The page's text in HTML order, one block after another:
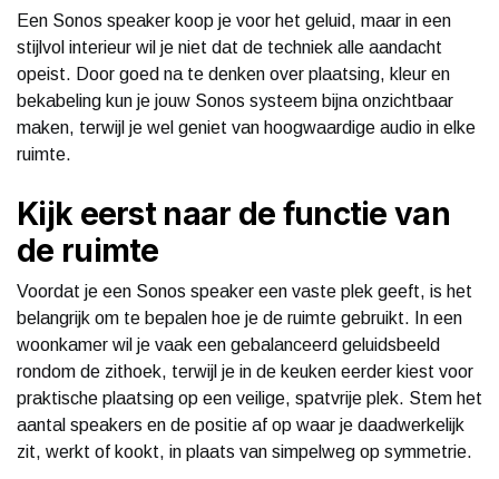
Een Sonos speaker koop je voor het geluid, maar in een
stijlvol interieur wil je niet dat de techniek alle aandacht
opeist. Door goed na te denken over plaatsing, kleur en
bekabeling kun je jouw Sonos systeem bijna onzichtbaar
maken, terwijl je wel geniet van hoogwaardige audio in elke
ruimte.
Kijk eerst naar de functie van
de ruimte
Voordat je een Sonos speaker een vaste plek geeft, is het
belangrijk om te bepalen hoe je de ruimte gebruikt. In een
woonkamer wil je vaak een gebalanceerd geluidsbeeld
rondom de zithoek, terwijl je in de keuken eerder kiest voor
praktische plaatsing op een veilige, spatvrije plek. Stem het
aantal speakers en de positie af op waar je daadwerkelijk
zit, werkt of kookt, in plaats van simpelweg op symmetrie.